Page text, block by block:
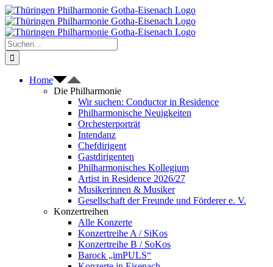
Zum
Inhalt
springen
Suche
nach:
Home
Die Philharmonie
Wir suchen: Conductor in Residence
Philharmonische Neuigkeiten
Orchesterporträt
Intendanz
Chefdirigent
Gastdirigenten
Philharmonisches Kollegium
Artist in Residence 2026/27
Musikerinnen & Musiker
Gesellschaft der Freunde und Förderer e. V.
Konzertreihen
Alle Konzerte
Konzertreihe A / SiKos
Konzertreihe B / SoKos
Barock „imPULS“